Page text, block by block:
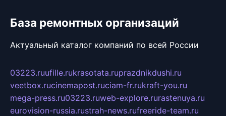
База ремонтных организаций
Актуальный каталог компаний по всей России
03223.ruufille.rukrasotata.ruprazdnikdushi.ru
veetbox.rucinemapost.ruciam-fr.rukraft-you.ru
mega-press.ru03223.ruweb-explore.rurastenuya.ru
eurovision-russia.rustrah-news.rufreeride-team.ru